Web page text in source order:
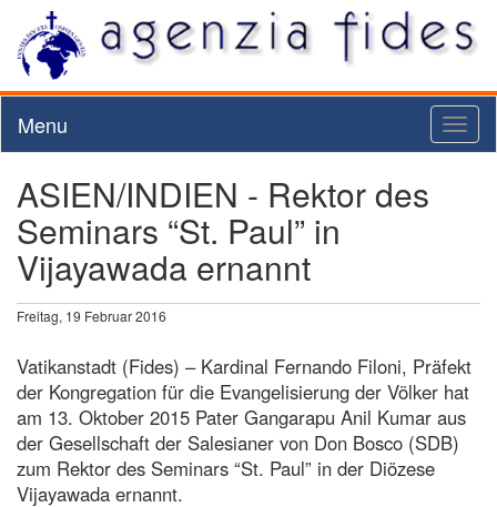
Menu
ASIEN/INDIEN - Rektor des
Seminars “St. Paul” in
Vijayawada ernannt
Freitag, 19 Februar 2016
Vatikanstadt (Fides) – Kardinal Fernando Filoni, Präfekt
der Kongregation für die Evangelisierung der Völker hat
am 13. Oktober 2015 Pater Gangarapu Anil Kumar aus
der Gesellschaft der Salesianer von Don Bosco (SDB)
zum Rektor des Seminars “St. Paul” in der Diözese
Vijayawada ernannt.